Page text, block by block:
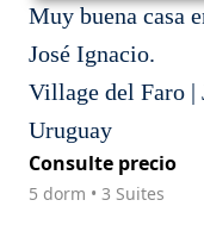
Muy buena casa
José Ignacio.
Village del Faro |
Uruguay
Consulte precio
5 dorm • 3 Suites